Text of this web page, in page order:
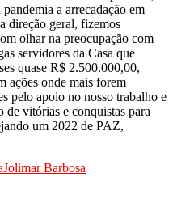
a arrecadação em
direção geral, fizemos
olhar na preocupação com
servidores da Casa que
quase R$ 2.500.000,00,
ações onde mais forem
pelo apoio no nosso trabalho e
de vitórias e conquistas para
um 2022 de PAZ,
Jolimar Barbosa